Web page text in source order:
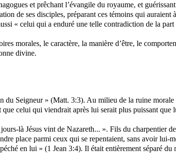
et prêchant l’évangile du royaume, et
de ses disciples, préparant ces témoins qui
« celui qui a enduré une telle contradiction de la
morales, le caractère, la manière d’être, le
divine.
du Seigneur » (Matt. 3:3). Au milieu de la ruine
celui qui viendrait après lui serait plus puissant
là Jésus vint de Nazareth... ». Fils du charpentier
place parmi ceux qui se repentaient, sans avoir
en lui » (1 Jean 3:4). Il était entièrement séparé